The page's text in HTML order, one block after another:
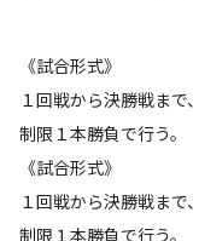
《試合形式》
１回戦から決勝戦まで
制限１本勝負で行う。
《試合形式》
１回戦から決勝戦まで
制限１本勝負で行う。